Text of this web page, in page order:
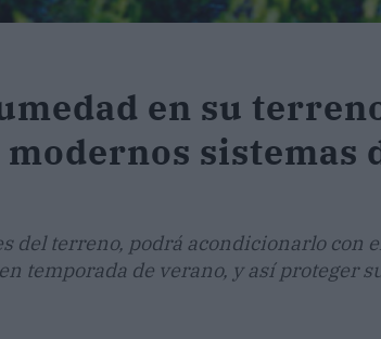
en su
sistemas
del terreno, podrá acondicionarlo con
temporada de verano, y así proteger